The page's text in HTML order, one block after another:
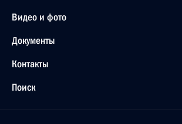
Видео и фото
Документы
Контакты
Поиск